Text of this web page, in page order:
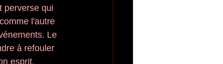
perverse qui
l'autre
Le
à refouler
esprit.